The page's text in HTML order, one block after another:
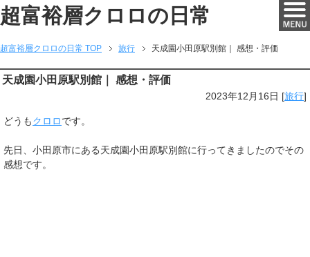
超富裕層クロロの日常
超富裕層クロロの日常 TOP 旅行 天成園小田原駅別館｜ 感想・評価
天成園小田原駅別館｜ 感想・評価
2023年12月16日 [旅行]
どうもクロロです。
先日、小田原市にある天成園小田原駅別館に行ってきましたのでその
感想です。